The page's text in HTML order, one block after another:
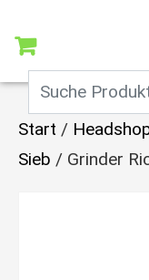
Start /
Sieb / Grinder